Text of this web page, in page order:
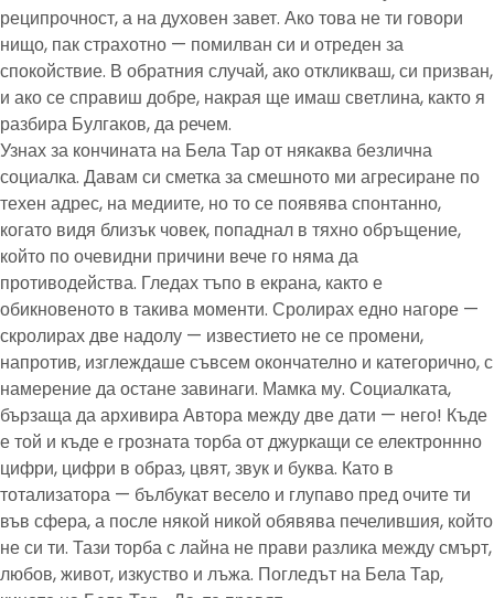
реципрочност, а на духовен завет. Ако това не ти говори
нищо, пак страхотно — помилван си и отреден за
спокойствие. В обратния случай, ако откликваш, си призван,
и ако се справиш добре, накрая ще имаш светлина, както я
разбира Булгаков, да речем.
Узнах за кончината на Бела Тар от някаква безлична
социалка. Давам си сметка за смешното ми агресиране по
техен адрес, на медиите, но то се появява спонтанно,
когато видя близък човек, попаднал в тяхно обръщение,
който по очевидни причини вече го няма да
противодейства. Гледах тъпо в екрана, както е
обикновеното в такива моменти. Сролирах едно нагоре —
скролирах две надолу — известието не се промени,
напротив, изглеждаше съвсем окончателно и категорично, с
намерение да остане завинаги. Мамка му. Социалката,
бързаща да архивира Автора между две дати — него! Къде
е той и къде е грозната торба от джуркащи се електроннно
цифри, цифри в образ, цвят, звук и буква. Като в
тотализатора — бълбукат весело и глупаво пред очите ти
във сфера, а после някой никой обявява печелившия, който
не си ти. Тази торба с лайна не прави разлика между смърт,
любов, живот, изкуство и лъжа. Погледът на Бела Тар,